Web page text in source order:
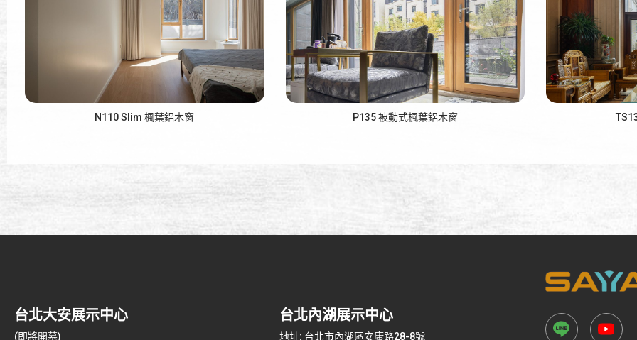
N110 Slim 楓葉鋁木窗 P135 被動式楓葉鋁木窗
台北大安展示中心
(即將開幕)
台北內湖展示中心
地址: 台北市內湖區安康路28-8號